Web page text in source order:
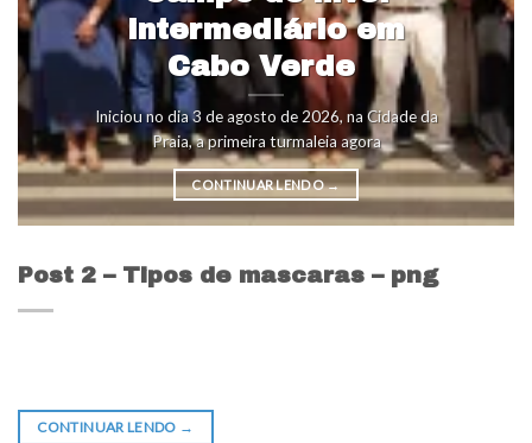
intermediário em
Cabo Verde
Iniciou no dia 3 de agosto de 2026, na Cidade da
Praia, a primeira turmaleia agora
CONTINUAR LENDO→
Post 2 – Tipos de mascaras – png
CONTINUAR LENDO →